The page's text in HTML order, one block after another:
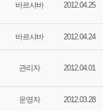
바르샤바 2012.04.25
바르샤바 2012.04.24
관리자 2012.04.01
운영자 2012.03.28